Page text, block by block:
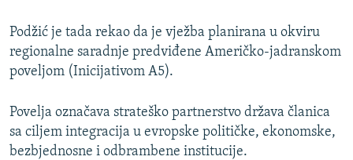
Podžić je tada rekao da je vježba planirana u okviru
regionalne saradnje predviđene Američko-jadranskom
poveljom (Inicijativom A5).
Povelja označava strateško partnerstvo država članica
sa ciljem integracija u evropske političke, ekonomske,
bezbjednosne i odbrambene institucije.